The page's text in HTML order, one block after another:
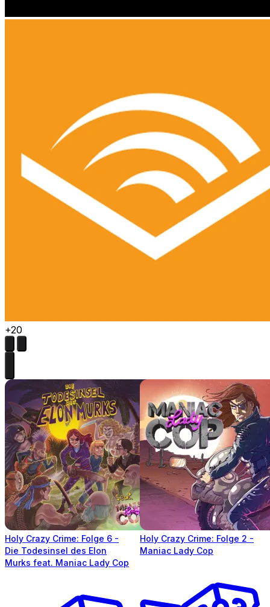
+20
Holy Crazy Crime: Folge 6 -
Die Todesinsel des Elon
Murks feat. Maniac Lady Cop
Holy Crazy Crime: Folge 2 -
Maniac Lady Cop